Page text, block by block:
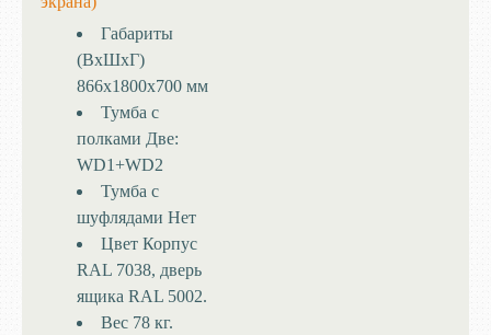
Габариты
(ВхШхГ)
866x1800x700 мм
Тумба с
полками Две:
WD1+WD2
Тумба с
шуфлядами Нет
Цвет Корпус
RAL 7038, дверь
ящика RAL 5002.
Вес 78 кг.